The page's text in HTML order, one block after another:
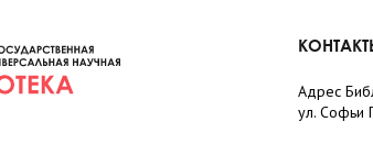
Адрес
ул. Софьи